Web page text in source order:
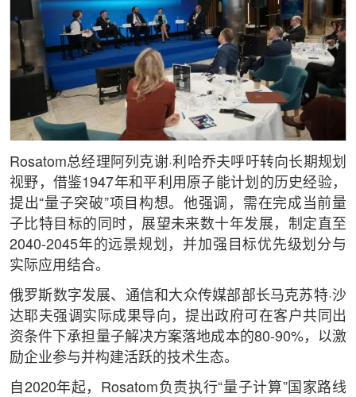
Rosatom总经理阿列克谢·利哈乔夫呼吁转向长期规划
视野，借鉴1947年和平利用原子能计划的历史经验，
提出“量子突破”项目构想。他强调，需在完成当前量
子比特目标的同时，展望未来数十年发展，制定直至
2040-2045年的远景规划，并加强目标优先级划分与
实际应用结合。
俄罗斯数字发展、通信和大众传媒部部长马克苏特·沙
达耶夫强调实际成果导向，提出政府可在客户共同出
资条件下承担量子解决方案落地成本的80-90%，以激
励企业参与并构建活跃的技术生态。
自2020年起，Rosatom负责执行“量子计算”国家路线